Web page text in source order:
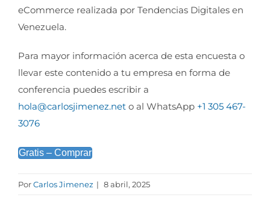
eCommerce realizada por Tendencias Digitales en
Venezuela.
Para mayor información acerca de esta encuesta o
llevar este contenido a tu empresa en forma de
conferencia puedes escribir a
hola@carlosjimenez.net o al WhatsApp +1 305 467-
3076
Gratis – Comprar
PorCarlos Jimenez | 8 abril, 2025